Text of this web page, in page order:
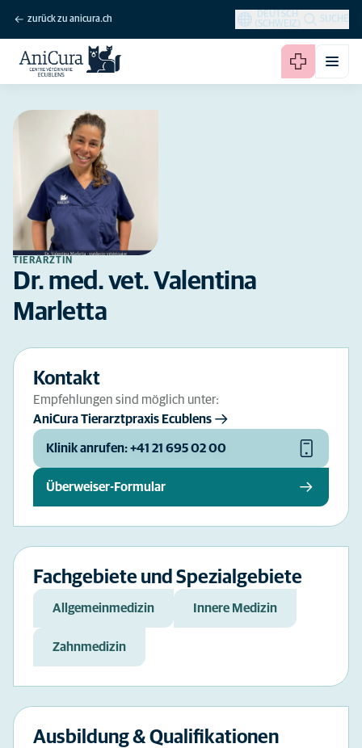
zurück zu anicura.ch
DEUTSCH
(SCHWEIZ)
SUCHE
TIERÄRZTIN
Dr. med. vet. Valentina
Marletta
Kontakt
Empfehlungen sind möglich unter:
AniCura Tierarztpraxis Ecublens
Klinik anrufen: +41 21 695 02 00
Überweiser-Formular
Fachgebiete und Spezialgebiete
Allgemeinmedizin Innere Medizin
Zahnmedizin
Ausbildung & Qualifikationen